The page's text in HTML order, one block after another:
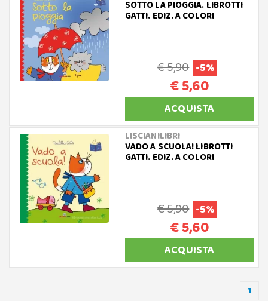
SOTTO LA PIOGGIA. LIBROTTI
GATTI. EDIZ. A COLORI
€ 5,90 -5%
€ 5,60
ACQUISTA
LISCIANILIBRI
VADO A SCUOLA! LIBROTTI
GATTI. EDIZ. A COLORI
€ 5,90 -5%
€ 5,60
ACQUISTA
1